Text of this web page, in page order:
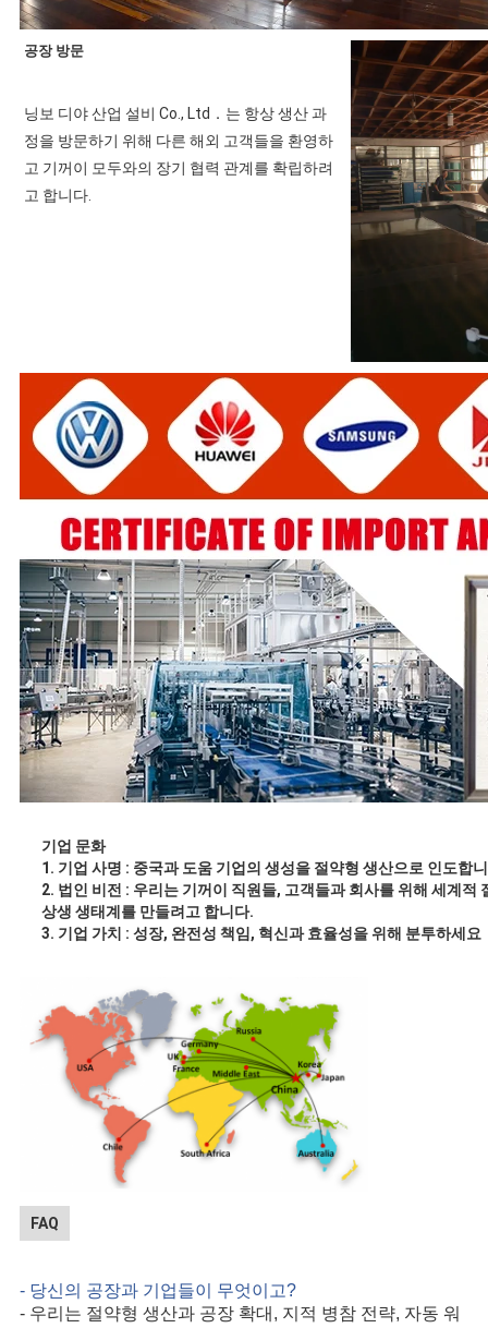
공장 방문
닝보 디야 산업 설비 Co., Ltd．는 항상 생산 과
정을 방문하기 위해 다른 해외 고객들을 환영하
고 기꺼이 모두와의 장기 협력 관계를 확립하려
고 합니다.
기업 문화
1. 기업 사명 : 중국과 도움 기업의 생성을 절약형 생산으로 인도합
2. 법인 비전 : 우리는 기꺼이 직원들, 고객들과 회사를 위해 세계
상생 생태계를 만들려고 합니다.
3. 기업 가치 : 성장, 완전성 책임, 혁신과 효율성을 위해 분투하세요
FAQ
- 당신의 공장과 기업들이 무엇이고?
- 우리는 절약형 생산과 공장 확대, 지적 병참 전략, 자동 워